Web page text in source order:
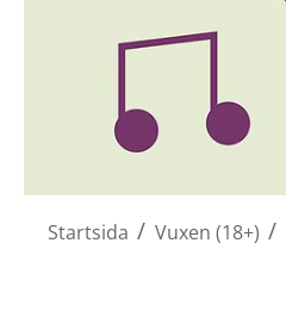
Startsida / Vuxen (18+) /